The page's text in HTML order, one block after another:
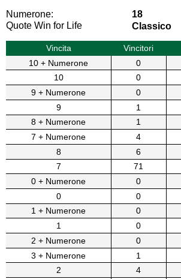
Numerone:
18
Quote Win for Life
Classico
Vincita Vincitori
10 + Numerone
0
10
0
9 + Numerone
0
9
1
8 + Numerone
1
7 + Numerone
4
8
6
7
71
0 + Numerone
0
0
0
1 + Numerone
0
1
0
2 + Numerone
0
3 + Numerone
1
2
4